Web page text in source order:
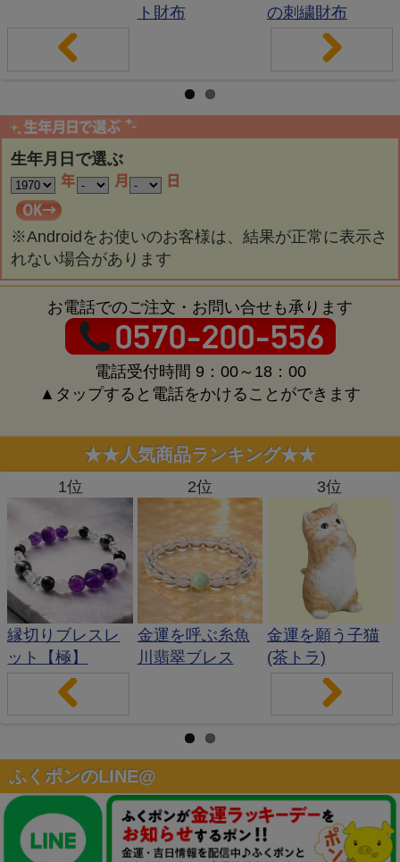
ト財布
の刺繍財布
evi
ou
s
xt
生年月日で選ぶ
※Androidをお使いのお客様は、結果が正常に表示さ
れない場合があります
お電話でのご注文・お問い合せも承ります
電話受付時間 9：00～18：00
▲タップすると電話をかけることができます
★★人気商品ランキング★★
1位
縁切りブレスレ
ット【極】
2位
金運を呼ぶ糸魚
川翡翠ブレス
3位
金運を願う子猫
(茶トラ)
evi
ou
s
xt
ふくポンのLINE@